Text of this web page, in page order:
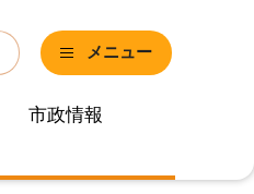
メニュー
市政情報